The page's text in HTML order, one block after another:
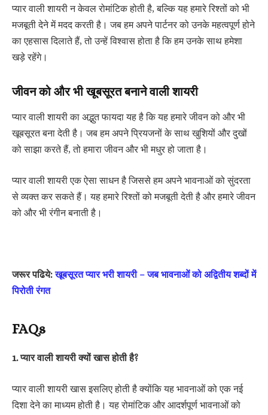
प्यार वाली शायरी न केवल रोमांटिक होती है, बल्कि यह हमारे रिश्तों को भी
मजबूती देने में मदद करती है। जब हम अपने पार्टनर को उनके महत्वपूर्ण होने
का एहसास दिलाते हैं, तो उन्हें विश्वास होता है कि हम उनके साथ हमेशा
खड़े रहेंगे।
जीवन को और भी खूबसूरत बनाने वाली शायरी
प्यार वाली शायरी का अद्भुत फायदा यह है कि यह हमारे जीवन को और भी
खूबसूरत बना देती है। जब हम अपने प्रियजनों के साथ खुशियों और दुखों
को साझा करते हैं, तो हमारा जीवन और भी मधुर हो जाता है।
प्यार वाली शायरी एक ऐसा साधन है जिससे हम अपने भावनाओं को सुंदरता
से व्यक्त कर सकते हैं। यह हमारे रिश्तों को मजबूती देती है और हमारे जीवन
को और भी रंगीन बनाती है।
जरूर पढिये:खूबसूरत प्यार भरी शायरी – जब भावनाओं को अद्वितीय शब्दों में
पिरोती रंगत
FAQs
1. प्यार वाली शायरी क्यों खास होती है?
प्यार वाली शायरी खास इसलिए होती है क्योंकि यह भावनाओं को एक नई
दिशा देने का माध्यम होती है। यह रोमांटिक और आदर्शपूर्ण भावनाओं को